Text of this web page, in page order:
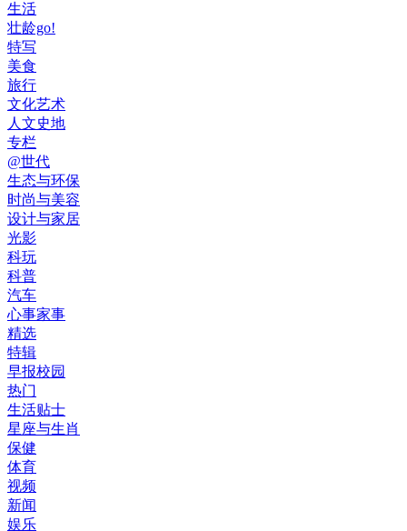
生活
壮龄go!
特写
美食
旅行
文化艺术
人文史地
专栏
@世代
生态与环保
时尚与美容
设计与家居
光影
科玩
科普
汽车
心事家事
精选
特辑
早报校园
热门
生活贴士
星座与生肖
保健
体育
视频
新闻
娱乐